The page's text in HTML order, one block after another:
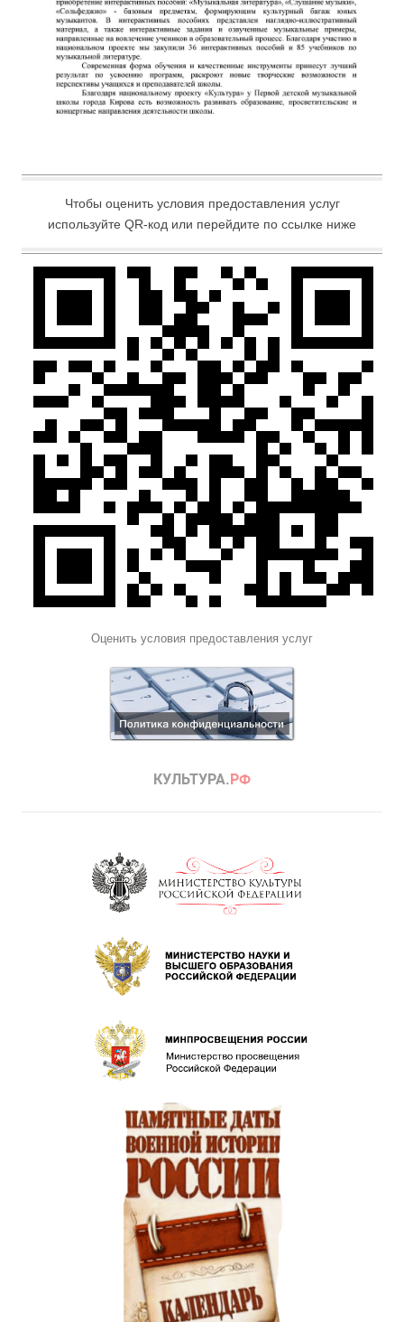
Чтобы оценить условия предоставления услуг
используйте QR-код или перейдите по ссылке ниже
Оценить условия предоставления услуг